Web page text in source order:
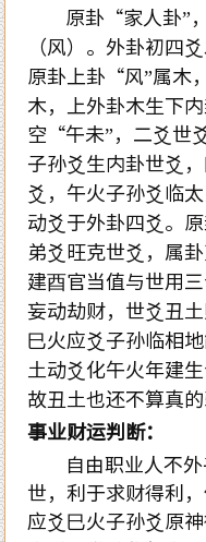
原卦“家人卦”，
（风）。外卦初四
原卦上卦“风”属木
木，上外卦木生下
空“午未”， 二爻世
子孙爻生内卦世爻
爻，午火子孙爻临
动爻于外卦四爻。
弟爻旺克世爻，属
建酉官当值与世用
妄动劫财，世爻丑
巳火应爻子孙临相
土动爻化午火年建
故丑土也还不算真
事业财运判断：
自由职业人不外
世，利于求财得利
应爻巳火子孙爻原